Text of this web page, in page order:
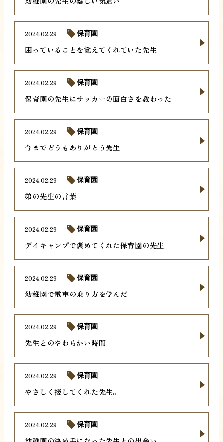
困っていることを覚えてくれていた先生
2024.02.29 保育園
保育園の先生にサッカーの面白さを教わった
2024.02.29 保育園
今までどうもありがとう先生
2024.02.29 保育園
弟の先生の言葉
2024.02.29 保育園
デイキャンプで褒めてくれた保育園の先生
2024.02.29 保育園
幼稚園で電車の乗り方を学んだ
2024.02.29 保育園
先生とのやわらかい時間
2024.02.29 保育園
やさしく接してくれた先生。
2024.02.29 保育園
2024.02.29 保育園